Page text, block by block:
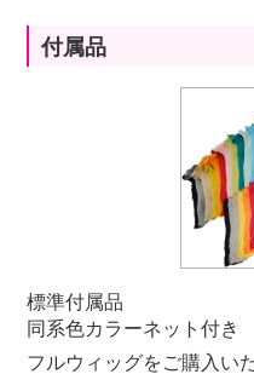
付属品
標準付属品
同系色カラーネット付き
フルウィッグをご購入い